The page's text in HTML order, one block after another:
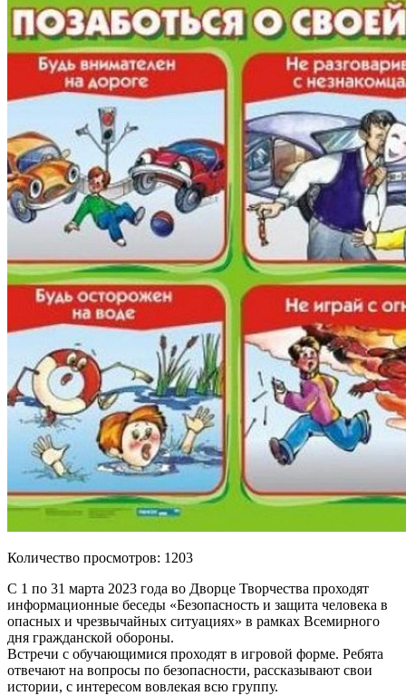
Количество просмотров: 1203
С 1 по 31 марта 2023 года во Дворце Творчества проходят
информационные беседы «Безопасность и защита человека в
опасных и чрезвычайных ситуациях» в рамках Всемирного
дня гражданской обороны.
Встречи с обучающимися проходят в игровой форме. Ребята
отвечают на вопросы по безопасности, рассказывают свои
истории, с интересом вовлекая всю группу.